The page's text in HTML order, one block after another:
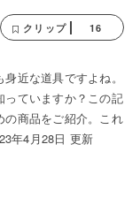
クリップ 16
近な道具ですよね。
っていますか？この記
の商品をご紹介。これ
年4月28日 更新